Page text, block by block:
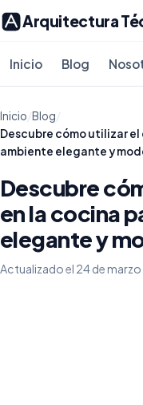
Arquitectura
Inicio Blog
Inicio/Blog/
Descubre cómo utilizar el
ambiente elegante y
Descubre
en la cocina
elegante y
Actualizado el 24 de